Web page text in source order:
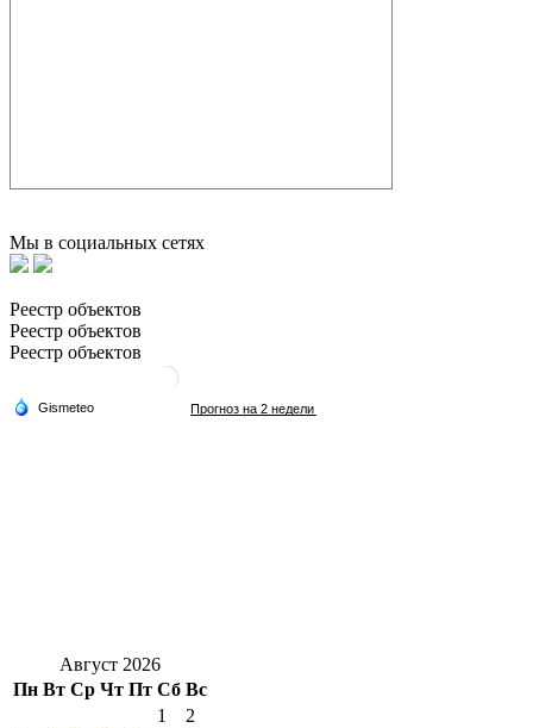
Мы в социальных сетях
Реестр объектов
Реестр объектов
Реестр объектов
Август 2026
Пн Вт Ср Чт Пт Сб Вс
1
2